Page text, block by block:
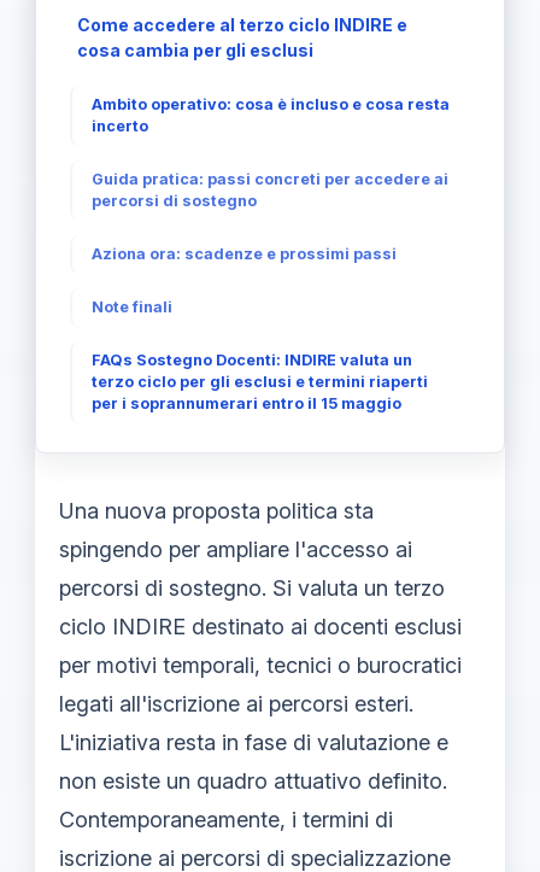
Come accedere al terzo ciclo INDIRE e
cosa cambia per gli esclusi
Ambito operativo: cosa è incluso e cosa resta
incerto
Guida pratica: passi concreti per accedere ai
percorsi di sostegno
Aziona ora: scadenze e prossimi passi
Note finali
FAQs Sostegno Docenti: INDIRE valuta un
terzo ciclo per gli esclusi e termini riaperti
per i soprannumerari entro il 15 maggio
Una nuova proposta politica sta
spingendo per ampliare l'accesso ai
percorsi di sostegno. Si valuta un terzo
ciclo INDIRE destinato ai docenti esclusi
per motivi temporali, tecnici o burocratici
legati all'iscrizione ai percorsi esteri.
L'iniziativa resta in fase di valutazione e
non esiste un quadro attuativo definito.
Contemporaneamente, i termini di
iscrizione ai percorsi di specializzazione